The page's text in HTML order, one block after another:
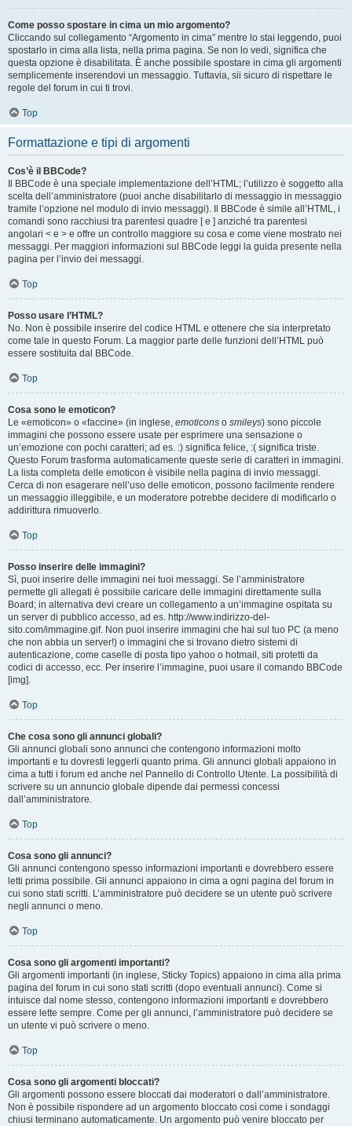
Come posso spostare in cima un mio argomento?
Cliccando sul collegamento “Argomento in cima” mentre lo stai leggendo, puoi
spostarlo in cima alla lista, nella prima pagina. Se non lo vedi, significa che
questa opzione è disabilitata. È anche possibile spostare in cima gli argomenti
semplicemente inserendovi un messaggio. Tuttavia, sii sicuro di rispettare le
regole del forum in cui ti trovi.
Top
Formattazione e tipi di argomenti
Cos’è il BBCode?
Il BBCode è una speciale implementazione dell’HTML; l’utilizzo è soggetto alla
scelta dell’amministratore (puoi anche disabilitarlo di messaggio in messaggio
tramite l’opzione nel modulo di invio messaggi). Il BBCode è simile all’HTML, i
comandi sono racchiusi tra parentesi quadre [ e ] anziché tra parentesi
angolari < e > e offre un controllo maggiore su cosa e come viene mostrato nei
messaggi. Per maggiori informazioni sul BBCode leggi la guida presente nella
pagina per l’invio dei messaggi.
Top
Posso usare l’HTML?
No. Non è possibile inserire del codice HTML e ottenere che sia interpretato
come tale in questo Forum. La maggior parte delle funzioni dell’HTML può
essere sostituita dal BBCode.
Top
Cosa sono le emoticon?
Le «emoticon» o «faccine» (in inglese, emoticons o smileys) sono piccole
immagini che possono essere usate per esprimere una sensazione o
un’emozione con pochi caratteri; ad es. :) significa felice, :( significa triste.
Questo Forum trasforma automaticamente queste serie di caratteri in immagini.
La lista completa delle emoticon è visibile nella pagina di invio messaggi.
Cerca di non esagerare nell’uso delle emoticon, possono facilmente rendere
un messaggio illeggibile, e un moderatore potrebbe decidere di modificarlo o
addirittura rimuoverlo.
Top
Posso inserire delle immagini?
Sì, puoi inserire delle immagini nei tuoi messaggi. Se l’amministratore
permette gli allegati è possibile caricare delle immagini direttamente sulla
Board; in alternativa devi creare un collegamento a un’immagine ospitata su
un server di pubblico accesso, ad es. http://www.indirizzo-del-
sito.com/immagine.gif. Non puoi inserire immagini che hai sul tuo PC (a meno
che non abbia un server!) o immagini che si trovano dietro sistemi di
autenticazione, come caselle di posta tipo yahoo o hotmail, siti protetti da
codici di accesso, ecc. Per inserire l’immagine, puoi usare il comando BBCode
[img].
Top
Che cosa sono gli annunci globali?
Gli annunci globali sono annunci che contengono informazioni molto
importanti e tu dovresti leggerli quanto prima. Gli annunci globali appaiono in
cima a tutti i forum ed anche nel Pannello di Controllo Utente. La possibilità di
scrivere su un annuncio globale dipende dai permessi concessi
dall’amministratore.
Top
Cosa sono gli annunci?
Gli annunci contengono spesso informazioni importanti e dovrebbero essere
letti prima possibile. Gli annunci appaiono in cima a ogni pagina del forum in
cui sono stati scritti. L’amministratore può decidere se un utente può scrivere
negli annunci o meno.
Top
Cosa sono gli argomenti importanti?
Gli argomenti importanti (in inglese, Sticky Topics) appaiono in cima alla prima
pagina del forum in cui sono stati scritti (dopo eventuali annunci). Come si
intuisce dal nome stesso, contengono informazioni importanti e dovrebbero
essere lette sempre. Come per gli annunci, l’amministratore può decidere se
un utente vi può scrivere o meno.
Top
Cosa sono gli argomenti bloccati?
Gli argomenti possono essere bloccati dai moderatori o dall’amministratore.
Non è possibile rispondere ad un argomento bloccato così come i sondaggi
chiusi terminano automaticamente. Un argomento può venire bloccato per